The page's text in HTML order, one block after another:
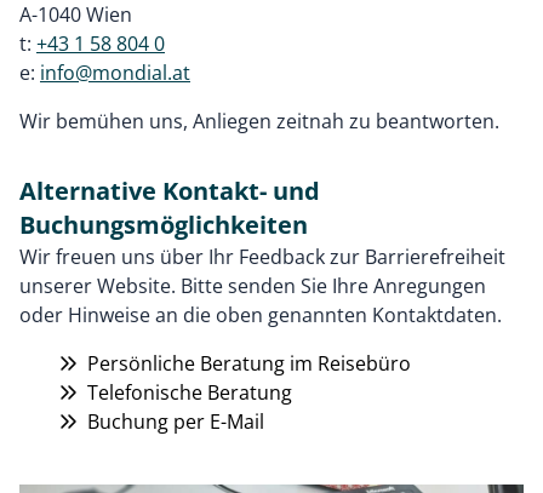
A-1040 Wien
t: +43 1 58 804 0
e: info@mondial.at
Wir bemühen uns, Anliegen zeitnah zu beantworten.
Alternative Kontakt- und
Buchungsmöglichkeiten
Wir freuen uns über Ihr Feedback zur Barrierefreiheit
unserer Website. Bitte senden Sie Ihre Anregungen
oder Hinweise an die oben genannten Kontaktdaten.
Persönliche Beratung im Reisebüro
Telefonische Beratung
Buchung per E-Mail